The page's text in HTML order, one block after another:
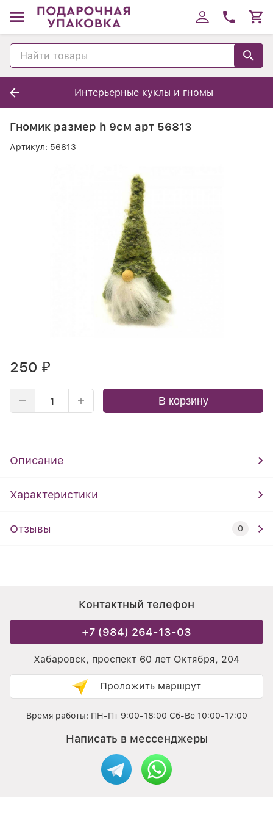
Интерьерные куклы и гномы
Гномик размер h 9см арт 56813
Артикул: 56813
250 ₽
В корзину
Описание
Характеристики
Отзывы 0
Контактный телефон
+7 (984) 264-13-03
Хабаровск, проспект 60 лет Октября, 204
Проложить маршрут
Время работы: ПН-Пт 9:00-18:00 Сб-Вс 10:00-17:00
Написать в мессенджеры